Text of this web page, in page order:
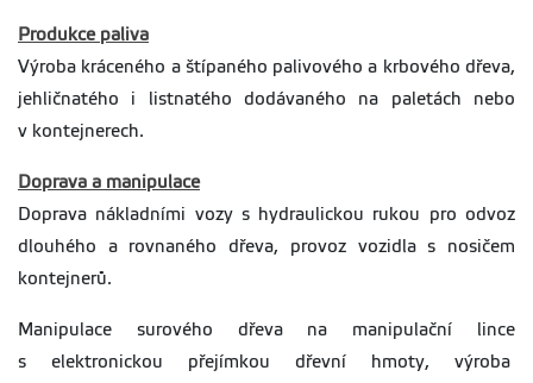
Produkce paliva
Výroba kráceného a štípaného palivového a krbového dřeva,
jehličnatého i listnatého dodávaného na paletách nebo
v kontejnerech.
Doprava a manipulace
Doprava nákladními vozy s hydraulickou rukou pro odvoz
dlouhého a rovnaného dřeva, provoz vozidla s nosičem
kontejnerů.
Manipulace surového dřeva na manipulační lince
s elektronickou přejímkou dřevní hmoty, výroba